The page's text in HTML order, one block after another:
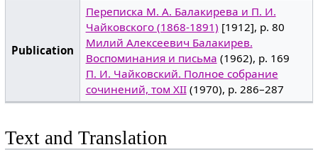
Publication
Переписка М. А. Балакирева и П. И.
Чайковского (1868-1891) [1912], p. 80
Милий Алексеевич Балакирев.
Воспоминания и письма (1962), p. 169
П. И. Чайковский. Полное собрание
сочинений, том XII(1970), p. 286–287
Text and Translation